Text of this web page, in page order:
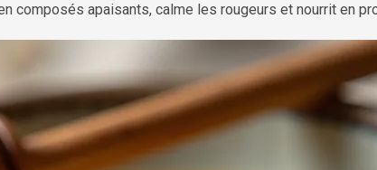
composés apaisants, calme les rougeurs et nourrit en